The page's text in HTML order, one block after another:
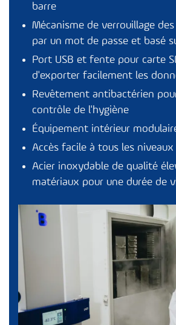
barre
Mécanisme de verrouillage
par un mot de passe et basé
Port USB et fente pour carte
d'exporter facilement les
Revêtement antibactérien
contrôle de l'hygiène
Équipement intérieur
Accès facile à tous les niveaux
Acier inoxydable de qualité
matériaux pour une durée de